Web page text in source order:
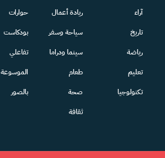
آراء
تاريخ
رياضة
تعليم
تكنولوجيا
ريادة أعمال
سياحة وسفر
سينما ودراما
طعام
صحة
ثقافة
حوارات
بودكاست
تفاعلي
الموسوعة
بالصور